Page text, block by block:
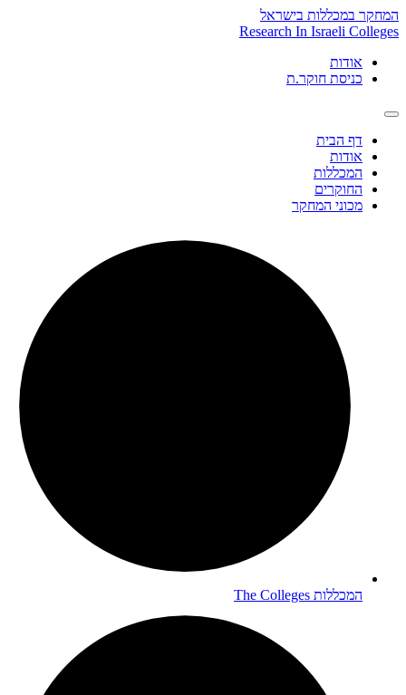
Skip
to
המחקר במכללות בישראל
Research In Israeli Colleges
אודות
כניסת חוקר.ת
דף הבית
אודות
המכללות
החוקרים
מכוני המחקר
המכללות The Colleges